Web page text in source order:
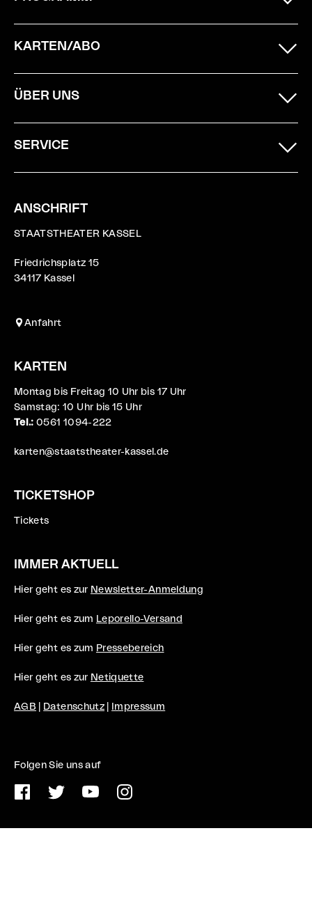
KARTEN/ABO
ÜBER UNS
SERVICE
ANSCHRIFT
STAATSTHEATER KASSEL
Friedrichsplatz 15
34117 Kassel
Anfahrt
KARTEN
Montag bis Freitag 10 Uhr bis 17 Uhr
Samstag: 10 Uhr bis 15 Uhr
Tel.:0561 1094-222
karten@staatstheater-kassel.de
TICKETSHOP
Tickets
IMMER AKTUELL
Hier geht es zur Newsletter-Anmeldung
Hier geht es zum Leporello-Versand
Hier geht es zum Pressebereich
Hier geht es zur Netiquette
AGB Datenschutz| Impressum
Folgen Sie uns auf